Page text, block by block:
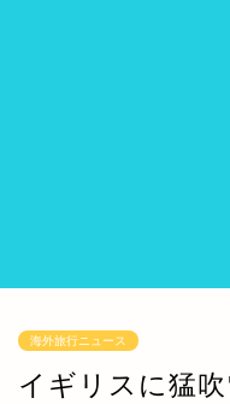
海外旅行ニュース
イギリスに猛